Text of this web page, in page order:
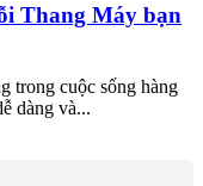
Thang Máy bạn
trong cuộc sống hàng
dàng và...